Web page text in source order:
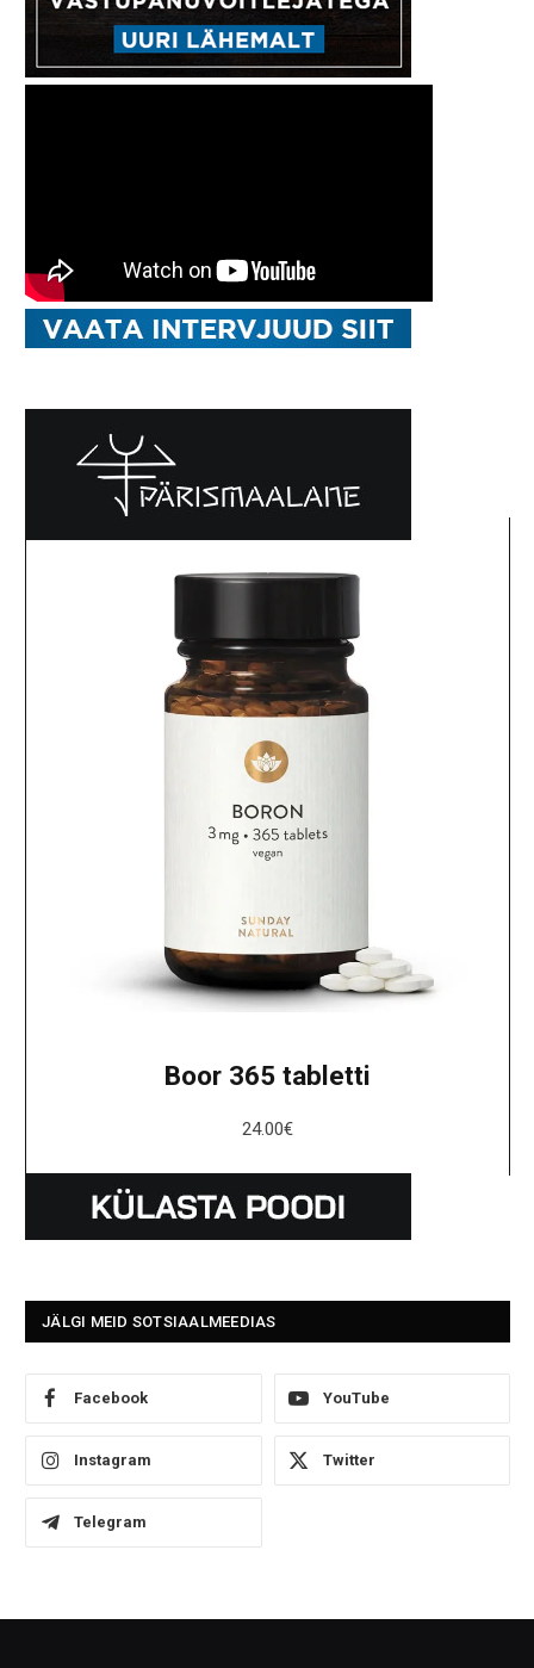
Boor 365 tabletti
24.00€
JÄLGI MEID SOTSIAALMEEDIAS
Facebook YouTube
Instagram Twitter
Telegram